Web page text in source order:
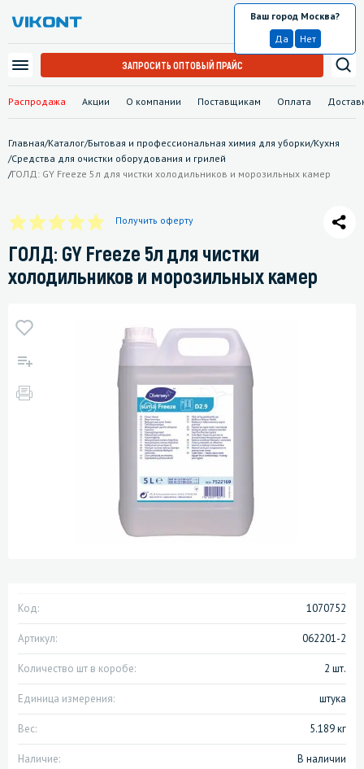
Распродажа Акции О компании Поставщикам Оплата
Москва
Ваш город Москва?
Да
Нет
ЗАПРОСИТЬ ОПТОВЫЙ ПРАЙС
Главная/Каталог/Бытовая и профессиональная химия для уборки/Кухня
/Средства для очистки оборудования и грилей
/ГОЛД: GY Freeze 5л для чистки холодильников и морозильных камер
Получить оферту
ГОЛД: GY Freeze 5л для чистки
холодильников и морозильных камер
Код: 1070752
Артикул: 062201-2
Количество шт в коробе: 2 шт.
Единица измерения: штука
Вес: 5.189 кг
Наличие: В наличии